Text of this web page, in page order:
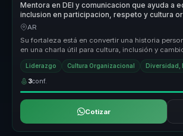
Mentora en DEI y comunicacion que ayuda a
inclusion en participacion, respeto y cultura
AR
Su fortaleza está en convertir una historia
en una charla útil para cultura, inclusión y
hab...
Liderazgo Cultura Organizacional Diversidad,
3conf.
Cotizar